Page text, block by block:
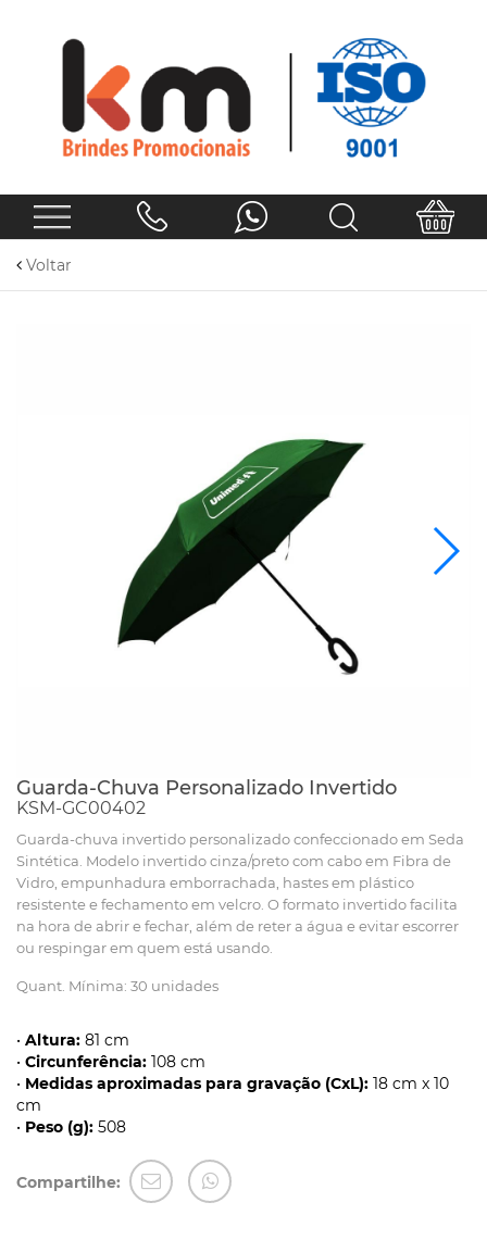
Voltar
Guarda-Chuva Personalizado Invertido
KSM-GC00402
Guarda-chuva invertido personalizado confeccionado em Seda
Sintética. Modelo invertido cinza/preto com cabo em Fibra de
Vidro, empunhadura emborrachada, hastes em plástico
resistente e fechamento em velcro. O formato invertido facilita
na hora de abrir e fechar, além de reter a água e evitar escorrer
ou respingar em quem está usando.
Quant. Mínima: 30 unidades
• Altura: 81 cm
• Circunferência: 108 cm
• Medidas aproximadas para gravação (CxL): 18 cm x 10
cm
• Peso (g): 508
Compartilhe: